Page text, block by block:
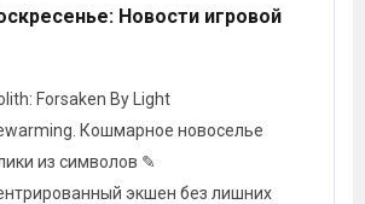
: Новости игровой
Forsaken By Light
Кошмарное новоселье
из символов ✎
экшен без лишних